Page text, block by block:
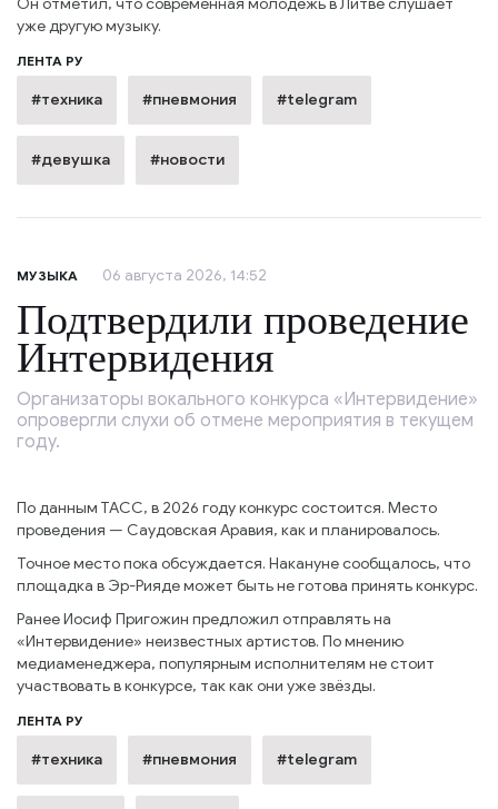
Он отметил, что современная молодёжь в Литве слушает
уже другую музыку.
ЛЕНТА РУ
#техника #пневмония #telegram
#девушка #новости
МУЗЫКА 06 августа 2026, 14:52
Подтвердили проведение
Интервидения
Организаторы вокального конкурса «Интервидение»
опровергли слухи об отмене мероприятия в текущем
году.
По данным ТАСС, в 2026 году конкурс состоится. Место
проведения — Саудовская Аравия, как и планировалось.
Точное место пока обсуждается. Накануне сообщалось, что
площадка в Эр-Рияде может быть не готова принять конкурс.
Ранее Иосиф Пригожин предложил отправлять на
«Интервидение» неизвестных артистов. По мнению
медиаменеджера, популярным исполнителям не стоит
участвовать в конкурсе, так как они уже звёзды.
ЛЕНТА РУ
#техника #пневмония #telegram